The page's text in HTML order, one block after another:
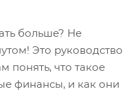
больше? Не
Это руководство
понять, что такое
финансы, и как они